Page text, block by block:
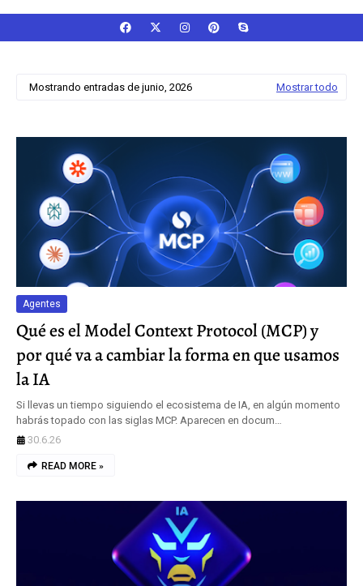
Mostrando entradas de junio, 2026 Mostrar todo
Agentes
Qué es el Model Context Protocol (MCP) y
por qué va a cambiar la forma en que usamos
la IA
Si llevas un tiempo siguiendo el ecosistema de IA, en algún momento
habrás topado con las siglas MCP. Aparecen en docum…
30.6.26
READ MORE »